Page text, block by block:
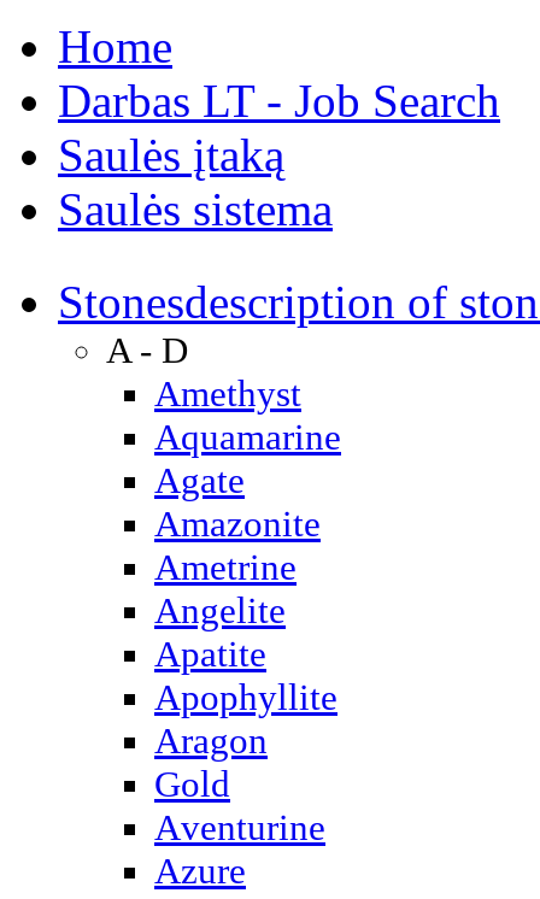
Home
Darbas LT - Job Search
Saulės įtaką
Saulės sistema
Stonesdescription of
A - D
Amethyst
Aquamarine
Agate
Amazonite
Ametrine
Angelite
Apatite
Apophyllite
Aragon
Gold
Аventurine
Azure